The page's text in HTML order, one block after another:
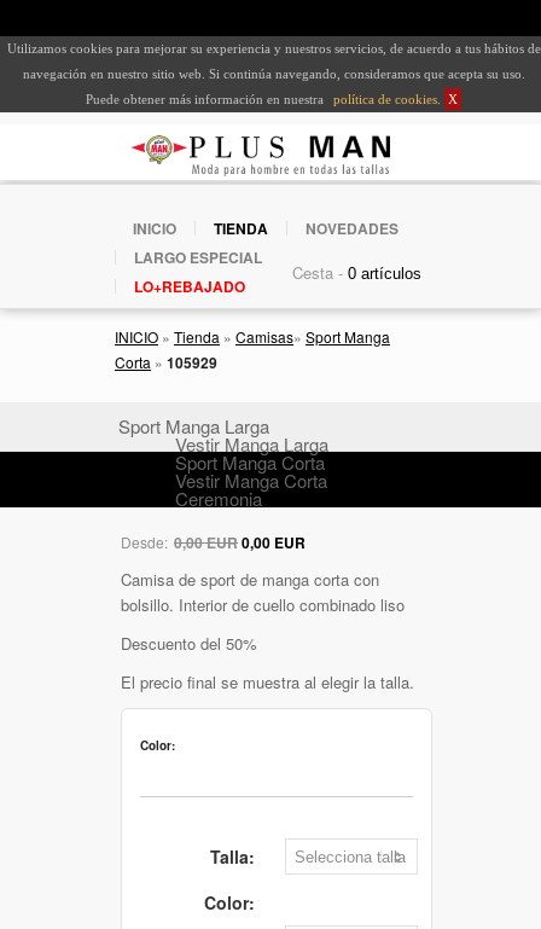
Utilizamos cookies para mejorar su experiencia y nuestros servicios, de acuerdo a tus hábitos de
navegación en nuestro sitio web. Si continúa navegando, consideramos que acepta su uso.
Puede obtener más información en nuestra
política de cookies X
INICIO TIENDA
NOVEDADES
LARGO ESPECIAL
LO+REBAJADO
Cesta -
INICIO » Tienda » Camisas» Sport Manga
Corta » 105929
Sport Manga Larga
Vestir Manga Larga
Sport Manga Corta
Vestir Manga Corta
Ceremonia
Desde: 0,00 EUR0,00 EUR
Camisa de sport de manga corta con
bolsillo. Interior de cuello combinado liso
Descuento del 50%
El precio final se muestra al elegir la talla.
Color:
Talla:
Color: